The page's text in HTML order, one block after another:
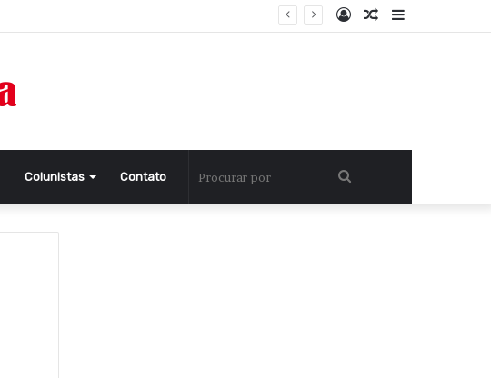
Artigo
Entrar
Colunistas Contato Procurar